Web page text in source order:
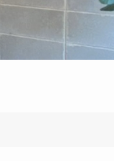
、地域社会"をいいます。